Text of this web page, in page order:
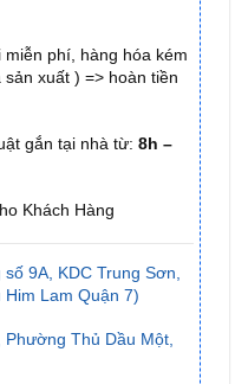
phí, hàng hóa kém
xuất ) => hoàn tiền
gắn tại nhà từ: 8h –
Khách Hàng
9A, KDC Trung Sơn,
Lam Quận 7)
Thủ Dầu Một,